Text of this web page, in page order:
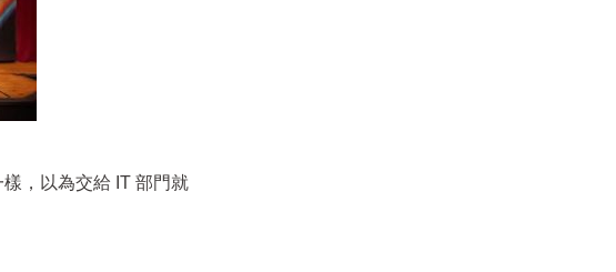
，以為交給 IT 部門就